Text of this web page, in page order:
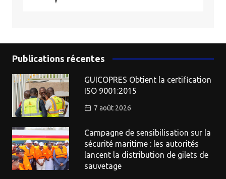
Publications récentes
GUICOPRES Obtient la certification
ISO 9001:2015
7 août 2026
Campagne de sensibilisation sur la
sécurité maritime : les autorités
lancent la distribution de gilets de
sauvetage